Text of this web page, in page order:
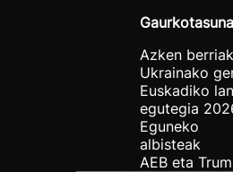
Gaurkotasuna
Azken berriak
Ukrainako
Euskadiko lan
egutegia
Eguneko
albisteak
AEB eta